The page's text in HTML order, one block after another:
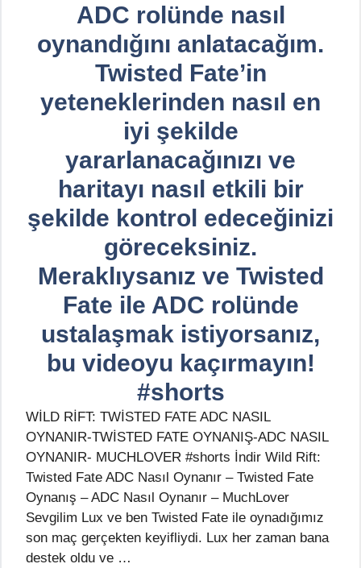
ADC rolünde nasıl
oynandığını anlatacağım.
Twisted Fate’in
yeteneklerinden nasıl en
iyi şekilde
yararlanacağınızı ve
haritayı nasıl etkili bir
şekilde kontrol edeceğinizi
göreceksiniz.
Meraklıysanız ve Twisted
Fate ile ADC rolünde
ustalaşmak istiyorsanız,
bu videoyu kaçırmayın!
#shorts
WİLD RİFT: TWİSTED FATE ADC NASIL
OYNANIR-TWİSTED FATE OYNANIŞ-ADC NASIL
OYNANIR- MUCHLOVER #shorts İndir Wild Rift:
Twisted Fate ADC Nasıl Oynanır – Twisted Fate
Oynanış – ADC Nasıl Oynanır – MuchLover
Sevgilim Lux ve ben Twisted Fate ile oynadığımız
son maç gerçekten keyifliydi. Lux her zaman bana
destek oldu ve …